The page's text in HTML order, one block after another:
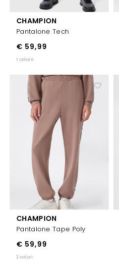
CHAMPION
Pantalone Tech
€ 59,99
1 colore
CHAMPION
Pantalone Tape Poly
€ 59,99
2 colori